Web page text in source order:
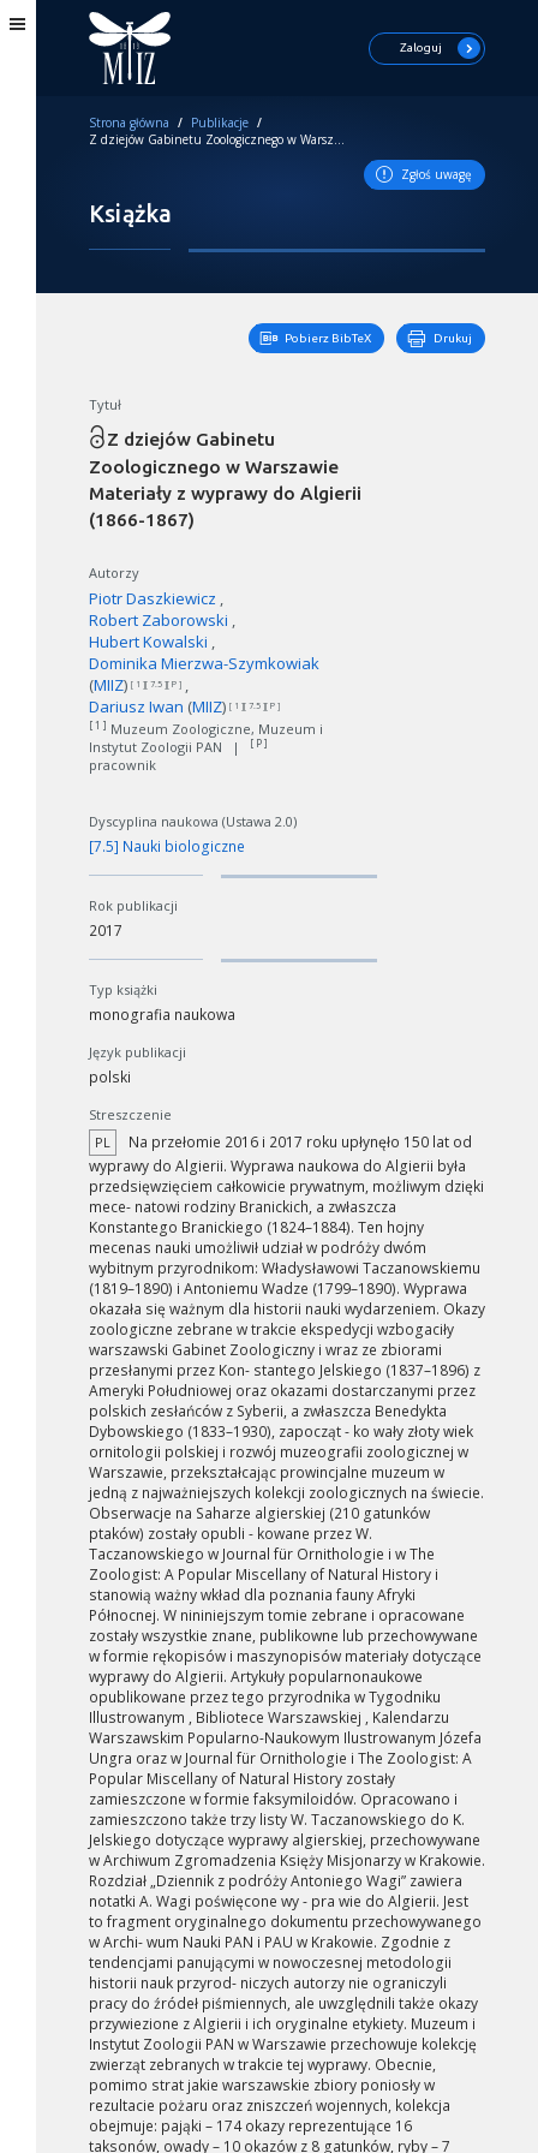
Zaloguj
Strona główna / Publikacje /
Z dziejów Gabinetu Zoologicznego w Warszawie Materiały z wyprawy do Algierii (1866-1867)
Zgłoś uwagę
Książka
Pobierz BibTeX Drukuj
Tytuł
Z dziejów Gabinetu
Zoologicznego w Warszawie
Materiały z wyprawy do Algierii
(1866-1867)
Autorzy
Piotr Daszkiewicz
Robert Zaborowski
Hubert Kowalski
Dominika Mierzwa-Szymkowiak
(MIIZ) [ 1 ][ 7.5 ][ P ]
Dariusz Iwan (MIIZ) [ 1 ][ 7.5 ][ P ]
[ 1 ] Muzeum Zoologiczne, Muzeum i
Instytut Zoologii PAN
| [ P ]
pracownik
Dyscyplina naukowa (Ustawa 2.0)
[7.5] Nauki biologiczne
Rok publikacji
2017
Typ książki
monografia naukowa
Język publikacji
polski
Streszczenie
PL
Na przełomie 2016 i 2017 roku upłynęło 150 lat od
wyprawy do Algierii. Wyprawa naukowa do Algierii była
przedsięwzięciem całkowicie prywatnym, możliwym dzięki
mece- natowi rodziny Branickich, a zwłaszcza
Konstantego Branickiego (1824–1884). Ten hojny
mecenas nauki umożliwił udział w podróży dwóm
wybitnym przyrodnikom: Władysławowi Taczanowskiemu
(1819–1890) i Antoniemu Wadze (1799–1890). Wyprawa
okazała się ważnym dla historii nauki wydarzeniem. Okazy
zoologiczne zebrane w trakcie ekspedycji wzbogaciły
warszawski Gabinet Zoologiczny i wraz ze zbiorami
przesłanymi przez Kon- stantego Jelskiego (1837–1896) z
Ameryki Południowej oraz okazami dostarczanymi przez
polskich zesłańców z Syberii, a zwłaszcza Benedykta
Dybowskiego (1833–1930), zapocząt - ko wały złoty wiek
ornitologii polskiej i rozwój muzeografii zoologicznej w
Warszawie, przekształcając prowincjalne muzeum w
jedną z najważniejszych kolekcji zoologicznych na świecie.
Obserwacje na Saharze algierskiej (210 gatunków
ptaków) zostały opubli - kowane przez W.
Taczanowskiego w Journal für Ornithologie i w The
Zoologist: A Popular Miscellany of Natural History i
stanowią ważny wkład dla poznania fauny Afryki
Północnej. W nininiejszym tomie zebrane i opracowane
zostały wszystkie znane, publikowne lub przechowywane
w formie rękopisów i maszynopisów materiały dotyczące
wyprawy do Algierii. Artykuły popularnonaukowe
opublikowane przez tego przyrodnika w Tygodniku
Illustrowanym , Bibliotece Warszawskiej , Kalendarzu
Warszawskim Popularno-Naukowym Ilustrowanym Józefa
Ungra oraz w Journal für Ornithologie i The Zoologist: A
Popular Miscellany of Natural History zostały
zamieszczone w formie faksymiloidów. Opracowano i
zamieszczono także trzy listy W. Taczanowskiego do K.
Jelskiego dotyczące wyprawy algierskiej, przechowywane
w Archiwum Zgromadzenia Księży Misjonarzy w Krakowie.
Rozdział „Dziennik z podróży Antoniego Wagi” zawiera
notatki A. Wagi poświęcone wy - pra wie do Algierii. Jest
to fragment oryginalnego dokumentu przechowywanego
w Archi- wum Nauki PAN i PAU w Krakowie. Zgodnie z
tendencjami panującymi w nowoczesnej metodologii
historii nauk przyrod- niczych autorzy nie ograniczyli
pracy do źródeł piśmiennych, ale uwzględnili także okazy
przywiezione z Algierii i ich oryginalne etykiety. Muzeum i
Instytut Zoologii PAN w Warszawie przechowuje kolekcję
zwierząt zebranych w trakcie tej wyprawy. Obecnie,
pomimo strat jakie warszawskie zbiory poniosły w
rezultacie pożaru oraz zniszczeń wojennych, kolekcja
obejmuje: pająki – 174 okazy reprezentujące 16
taksonów, owady – 10 okazów z 8 gatunków, ryby – 7